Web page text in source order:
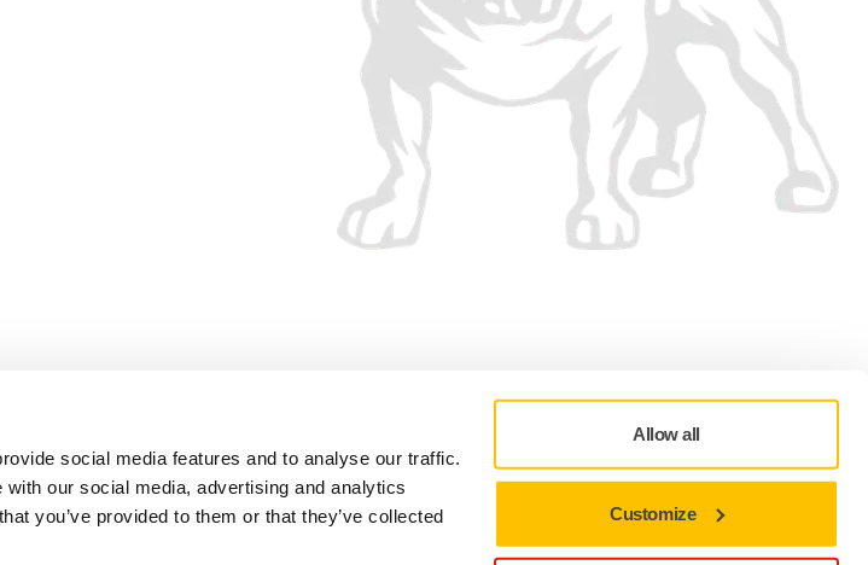
social media features and to analyse our traffic.
our social media, advertising and analytics
you’ve provided to them or that they’ve collected
Allow all
Customize